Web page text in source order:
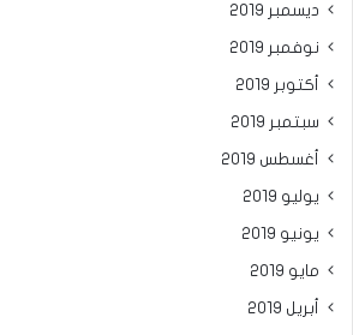
ديسمبر 2019
نوفمبر 2019
أكتوبر 2019
سبتمبر 2019
أغسطس 2019
يوليو 2019
يونيو 2019
مايو 2019
أبريل 2019